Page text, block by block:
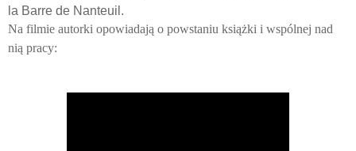
la Barre de Nanteuil.
Na filmie autorki opowiadają o powstaniu książki i wspólnej nad
nią pracy: